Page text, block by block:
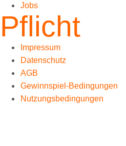
Jobs
Pflicht
Impressum
Datenschutz
AGB
Gewinnspiel-Bedingungen
Nutzungsbedingungen